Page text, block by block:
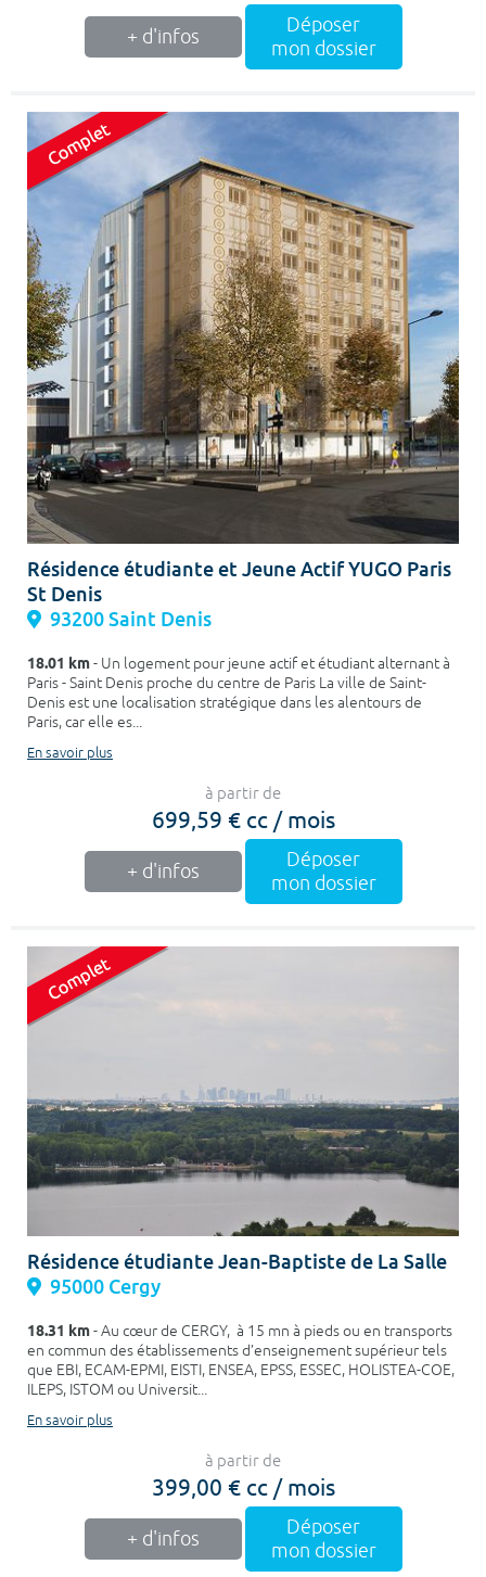
+ d'infos
Déposer
mon dossier
Résidence étudiante et Jeune Actif YUGO Paris
St Denis
93200 Saint Denis
18.01 km- Un logement pour jeune actif et étudiant alternant à
Paris - Saint Denis proche du centre de Paris La ville de Saint-
Denis est une localisation stratégique dans les alentours de
Paris, car elle es...
En savoir plus
à partir de
699,59 € cc / mois
+ d'infos
Déposer
mon dossier
Résidence étudiante Jean-Baptiste de La Salle
95000 Cergy
18.31 km- Au cœur de CERGY, à 15 mn à pieds ou en transports
en commun des établissements d’enseignement supérieur tels
que EBI, ECAM-EPMI, EISTI, ENSEA, EPSS, ESSEC, HOLISTEA-COE,
ILEPS, ISTOM ou Universit...
En savoir plus
à partir de
399,00 € cc / mois
+ d'infos
Déposer
mon dossier